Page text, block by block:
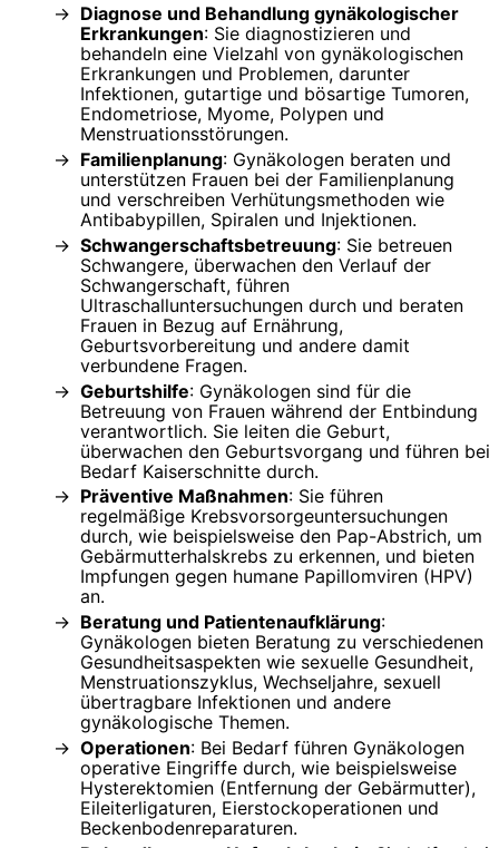
Diagnose und Behandlung gynäkologischer
Erkrankungen: Sie diagnostizieren und
behandeln eine Vielzahl von gynäkologischen
Erkrankungen und Problemen, darunter
Infektionen, gutartige und bösartige Tumoren,
Endometriose, Myome, Polypen und
Menstruationsstörungen.
Familienplanung: Gynäkologen beraten und
unterstützen Frauen bei der Familienplanung
und verschreiben Verhütungsmethoden wie
Antibabypillen, Spiralen und Injektionen.
Schwangerschaftsbetreuung: Sie betreuen
Schwangere, überwachen den Verlauf der
Schwangerschaft, führen
Ultraschalluntersuchungen durch und beraten
Frauen in Bezug auf Ernährung,
Geburtsvorbereitung und andere damit
verbundene Fragen.
Geburtshilfe: Gynäkologen sind für die
Betreuung von Frauen während der Entbindung
verantwortlich. Sie leiten die Geburt,
überwachen den Geburtsvorgang und führen bei
Bedarf Kaiserschnitte durch.
Präventive Maßnahmen: Sie führen
regelmäßige Krebsvorsorgeuntersuchungen
durch, wie beispielsweise den Pap-Abstrich, um
Gebärmutterhalskrebs zu erkennen, und bieten
Impfungen gegen humane Papillomviren (HPV)
an.
Beratung und Patientenaufklärung:
Gynäkologen bieten Beratung zu verschiedenen
Gesundheitsaspekten wie sexuelle Gesundheit,
Menstruationszyklus, Wechseljahre, sexuell
übertragbare Infektionen und andere
gynäkologische Themen.
Operationen: Bei Bedarf führen Gynäkologen
operative Eingriffe durch, wie beispielsweise
Hysterektomien (Entfernung der Gebärmutter),
Eileiterligaturen, Eierstockoperationen und
Beckenbodenreparaturen.